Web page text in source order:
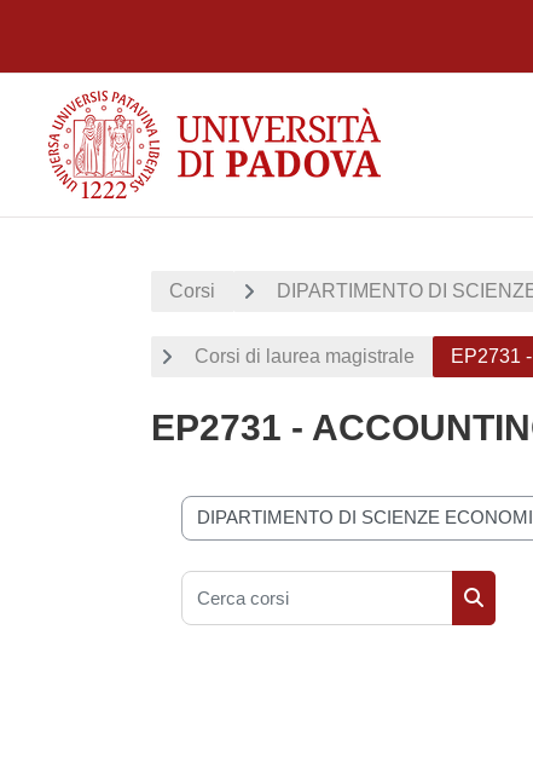
Corsi DIPARTIMENTO DI
Corsi di laurea magistrale EP2731
EP2731 -
Categorie di corso
Cerca corsi